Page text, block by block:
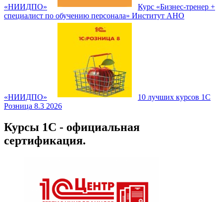
«НИИДПО»
Курс «Бизнес-тренер +
специалист по обучению персонала» Институт АНО
«НИИДПО»
10 лучших курсов 1С
Розница 8.3 2026
Курсы 1С - официальная
сертификация.